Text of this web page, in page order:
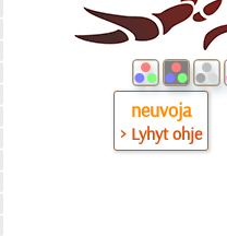
neuvoja
> Lyhyt ohje